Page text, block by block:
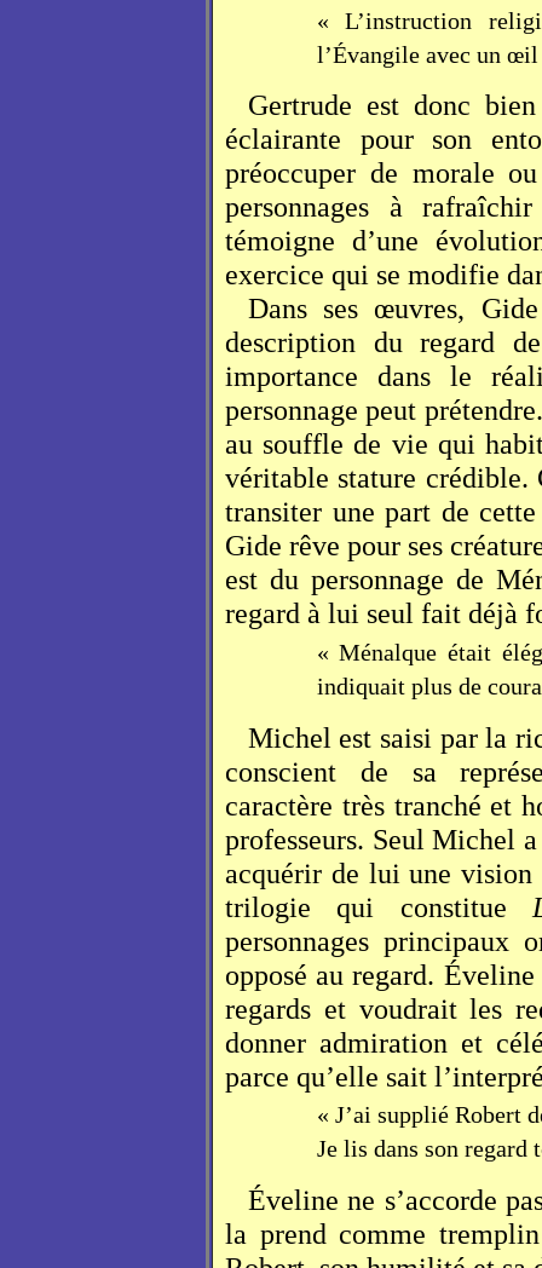
« L’instruction
l’Évangile avec un
Gertrude est donc
éclairante pour son
préoccuper de morale
personnages à
témoigne d’une
exercice qui se modifie
Dans ses œuvres,
description du regard
importance dans le
personnage peut
au souffle de vie qui
véritable stature crédible.
transiter une part de
Gide rêve pour ses
est du personnage de
regard à lui seul fait déjà
« Ménalque était
indiquait plus de
Michel est saisi par la
conscient de sa
caractère très tranché et
professeurs. Seul Michel
acquérir de lui une vision
trilogie qui constitue
personnages principaux
opposé au regard.
regards et voudrait les
donner admiration et
parce qu’elle sait
« J’ai supplié Robert
Je lis dans son regard
Éveline ne s’accorde
la prend comme